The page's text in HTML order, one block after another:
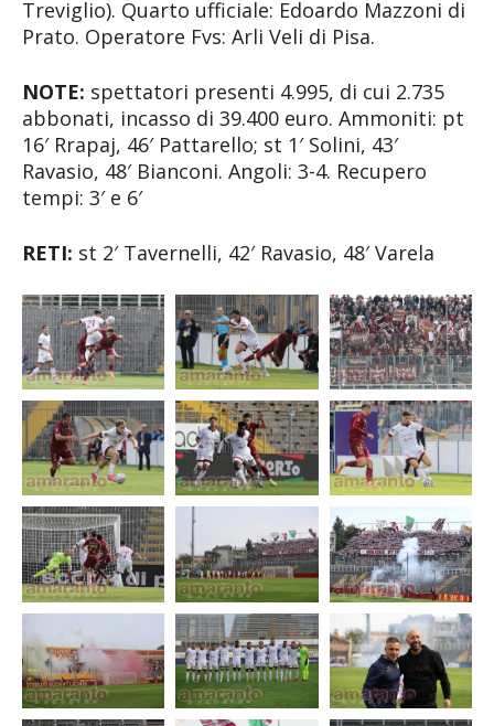
Treviglio). Quarto ufficiale: Edoardo Mazzoni di
Prato. Operatore Fvs: Arli Veli di Pisa.
NOTE: spettatori presenti 4.995, di cui 2.735
abbonati, incasso di 39.400 euro. Ammoniti: pt
16′ Rrapaj, 46′ Pattarello; st 1′ Solini, 43′
Ravasio, 48′ Bianconi. Angoli: 3-4. Recupero
tempi: 3′ e 6′
RETI: st 2′ Tavernelli, 42′ Ravasio, 48′ Varela